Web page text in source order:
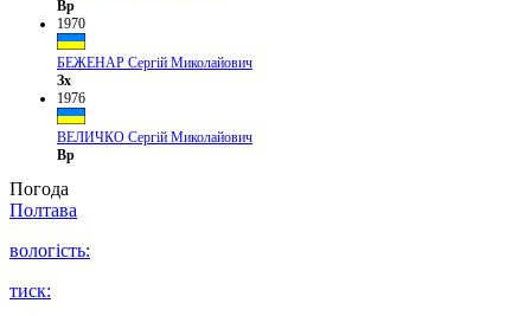
Вр
1970
БЕЖЕНАР Сергій Миколайович
Зх
1976
ВЕЛИЧКО Сергій Миколайович
Вр
Погода
Полтава
вологість:
тиск: